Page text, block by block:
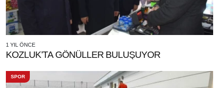
1 YIL ÖNCE
KOZLUK’TA GÖNÜLLER BULUŞUYOR
SPOR